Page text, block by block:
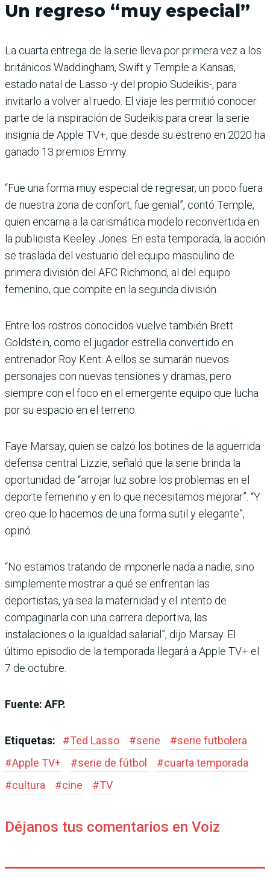
Un regreso “muy especial”
La cuarta entrega de la serie lleva por primera vez a los
británicos Waddingham, Swift y Temple a Kansas,
estado natal de Lasso -y del propio Sudeikis-, para
invitarlo a volver al ruedo. El viaje les permitió conocer
parte de la inspiración de Sudeikis para crear la serie
insignia de Apple TV+, que desde su estreno en 2020 ha
ganado 13 premios Emmy.
“Fue una forma muy especial de regresar, un poco fuera
de nuestra zona de confort, fue genial”, contó Temple,
quien encarna a la carismática modelo reconvertida en
la publicista Keeley Jones. En esta temporada, la acción
se traslada del vestuario del equipo masculino de
primera división del AFC Richmond, al del equipo
femenino, que compite en la segunda división.
Entre los rostros conocidos vuelve también Brett
Goldstein, como el jugador estrella convertido en
entrenador Roy Kent. A ellos se sumarán nuevos
personajes con nuevas tensiones y dramas, pero
siempre con el foco en el emergente equipo que lucha
por su espacio en el terreno.
Faye Marsay, quien se calzó los botines de la aguerrida
defensa central Lizzie, señaló que la serie brinda la
oportunidad de “arrojar luz sobre los problemas en el
deporte femenino y en lo que necesitamos mejorar”. “Y
creo que lo hacemos de una forma sutil y elegante”,
opinó.
“No estamos tratando de imponerle nada a nadie, sino
simplemente mostrar a qué se enfrentan las
deportistas, ya sea la maternidad y el intento de
compaginarla con una carrera deportiva, las
instalaciones o la igualdad salarial”, dijo Marsay. El
último episodio de la temporada llegará a Apple TV+ el
7 de octubre.
Fuente: AFP.
Etiquetas: #Ted Lasso #serie #serie futbolera
#Apple TV+ #serie de fútbol #cuarta temporada
#cultura #cine #TV
Déjanos tus comentarios en Voiz